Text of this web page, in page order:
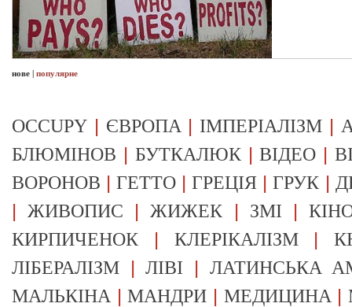
нове | популярне
OCCUPY | ЄВРОПА | ІМПЕРІАЛІЗМ |
БЛЮМІНОВ | БУТКАЛЮК|ВІДЕО |
ВОРОНОВ |ГЕТТО |ГРЕЦІЯ |ГРУК |
|ЖИВОПИС |ЖИЖЕК | ЗМІ |
КИРПИЧЕНОК | КЛЕРІКАЛІЗМ|
ЛІБЕРАЛІЗМ |ЛІВІ | ЛАТИНСЬКА
МАЛЬКІНА |МАНДРИ | МЕДИЦИНА |